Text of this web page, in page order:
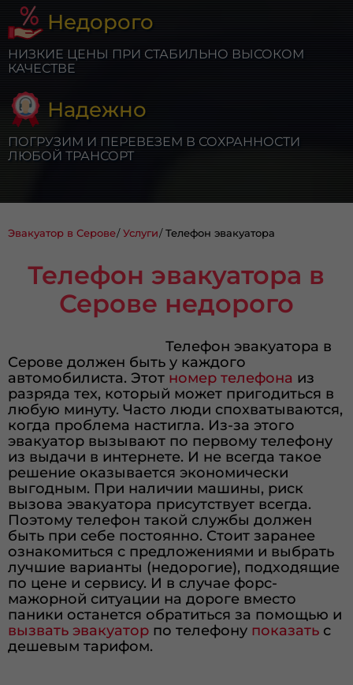
Недорого
НИЗКИЕ ЦЕНЫ ПРИ СТАБИЛЬНО ВЫСОКОМ
КАЧЕСТВЕ
Надежно
ПОГРУЗИМ И ПЕРЕВЕЗЕМ В СОХРАННОСТИ
ЛЮБОЙ ТРАНСОРТ
Эвакуатор в Серове Услуги Телефон эвакуатора
Телефон эвакуатора в
Серове недорого
Телефон эвакуатора в
Серове должен быть у каждого
автомобилиста. Этот номер телефона из
разряда тех, который может пригодиться в
любую минуту. Часто люди спохватываются,
когда проблема настигла. Из-за этого
эвакуатор вызывают по первому телефону
из выдачи в интернете. И не всегда такое
решение оказывается экономически
выгодным. При наличии машины, риск
вызова эвакуатора присутствует всегда.
Поэтому телефон такой службы должен
быть при себе постоянно. Стоит заранее
ознакомиться с предложениями и выбрать
лучшие варианты (недорогие), подходящие
по цене и сервису. И в случае форс-
мажорной ситуации на дороге вместо
паники останется обратиться за помощью и
вызвать эвакуатор по телефону показать с
дешевым тарифом.